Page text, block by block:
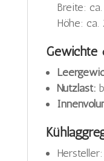
Breite:
Höhe: ca.
Gewichte
Nutzlast:
Hersteller: